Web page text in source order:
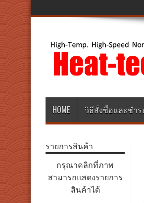
HOME วิธีสั่งซื้อและชำร
รายการสินค้า
กรุณาคลิกที่ภาพ
สามารถแสดงรายการ
สินค้าได้